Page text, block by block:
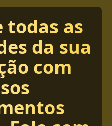
todas as
da sua
com